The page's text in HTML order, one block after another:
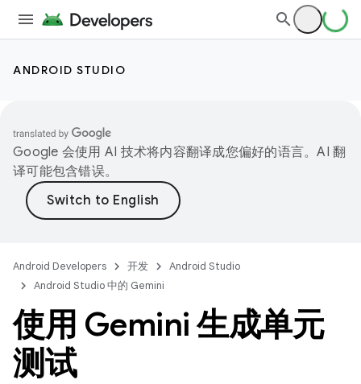
ANDROID STUDIO
Google 会使用 AI 技术将内容翻译成您偏好的语言。AI 翻
译可能包含错误。
Android Developers 开发
Android Studio
Android Studio 中的 Gemini
使用 Gemini 生成单元
测试